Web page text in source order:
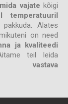
vajate kõigi
temperatuuril
Alates
on need
ja kvaliteedi
teil leida
vastava